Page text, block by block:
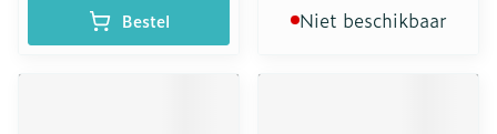
Bestel Niet beschikbaar